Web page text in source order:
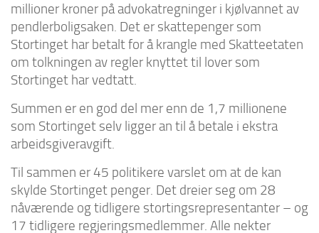
millioner kroner på advokatregninger i kjølvannet av
pendlerboligsaken. Det er skattepenger som
Stortinget har betalt for å krangle med Skatteetaten
om tolkningen av regler knyttet til lover som
Stortinget har vedtatt.
Summen er en god del mer enn de 1,7 millionene
som Stortinget selv ligger an til å betale i ekstra
arbeidsgiveravgift.
Til sammen er 45 politikere varslet om at de kan
skylde Stortinget penger. Det dreier seg om 28
nåværende og tidligere stortingsrepresentanter – og
17 tidligere regjeringsmedlemmer. Alle nekter